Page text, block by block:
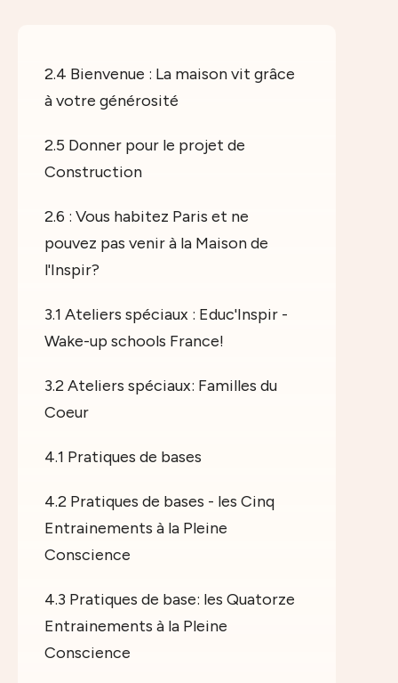
2.4 Bienvenue : La maison vit grâce
à votre générosité
2.5 Donner pour le projet de
Construction
2.6 : Vous habitez Paris et ne
pouvez pas venir à la Maison de
l'Inspir?
3.1 Ateliers spéciaux : Educ'Inspir -
Wake-up schools France!
3.2 Ateliers spéciaux: Familles du
Coeur
4.1 Pratiques de bases
4.2 Pratiques de bases - les Cinq
Entrainements à la Pleine
Conscience
4.3 Pratiques de base: les Quatorze
Entrainements à la Pleine
Conscience